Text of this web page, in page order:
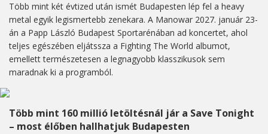
Több mint két évtized után ismét Budapesten lép fel a heavy
metal egyik legismertebb zenekara. A Manowar 2027. január 23-
án a Papp László Budapest Sportarénában ad koncertet, ahol
teljes egészében eljátssza a Fighting The World albumot,
emellett természetesen a legnagyobb klasszikusok sem
maradnak ki a programból.
Több mint 160 millió letöltésnál jár a Save Tonight
– most élőben hallhatjuk Budapesten